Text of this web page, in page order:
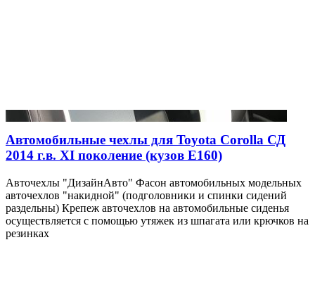
Автомобильные чехлы для Toyota Corolla СД
2014 г.в. XI поколение (кузов E160)
Авточехлы "ДизайнАвто" Фасон автомобильных модельных
авточехлов "накидной" (подголовники и спинки сидений
раздельны) Крепеж авточехлов на автомобильные сиденья
осуществляется с помощью утяжек из шпагата или крючков на
резинках